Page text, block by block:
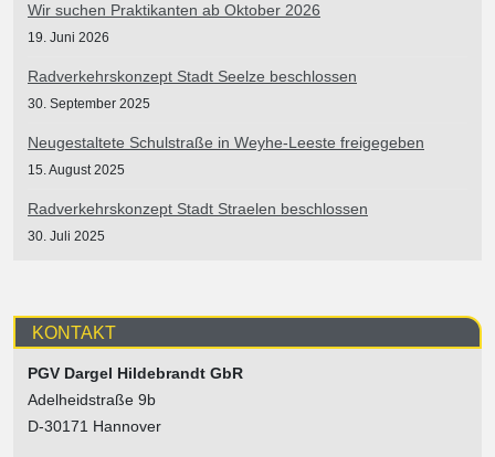
Wir suchen Praktikanten ab Oktober 2026
19. Juni 2026
Radverkehrskonzept Stadt Seelze beschlossen
30. September 2025
Neugestaltete Schulstraße in Weyhe-Leeste freigegeben
15. August 2025
Radverkehrskonzept Stadt Straelen beschlossen
30. Juli 2025
KONTAKT
PGV Dargel Hildebrandt GbR
Adelheidstraße 9b
D-30171 Hannover